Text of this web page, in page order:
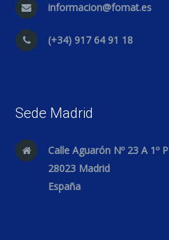
informacion@fomat.es
(+34) 917 64 91 18
Sede Madrid
Calle Aguarón Nº 23 A 1º P
28023 Madrid
España